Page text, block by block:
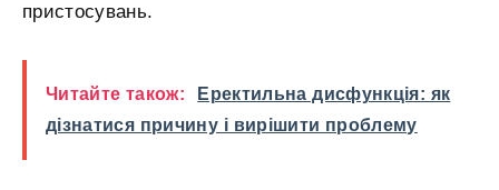
пристосувань.
Читайте також:
Еректильна дисфункція: як
дізнатися причину і вирішити проблему